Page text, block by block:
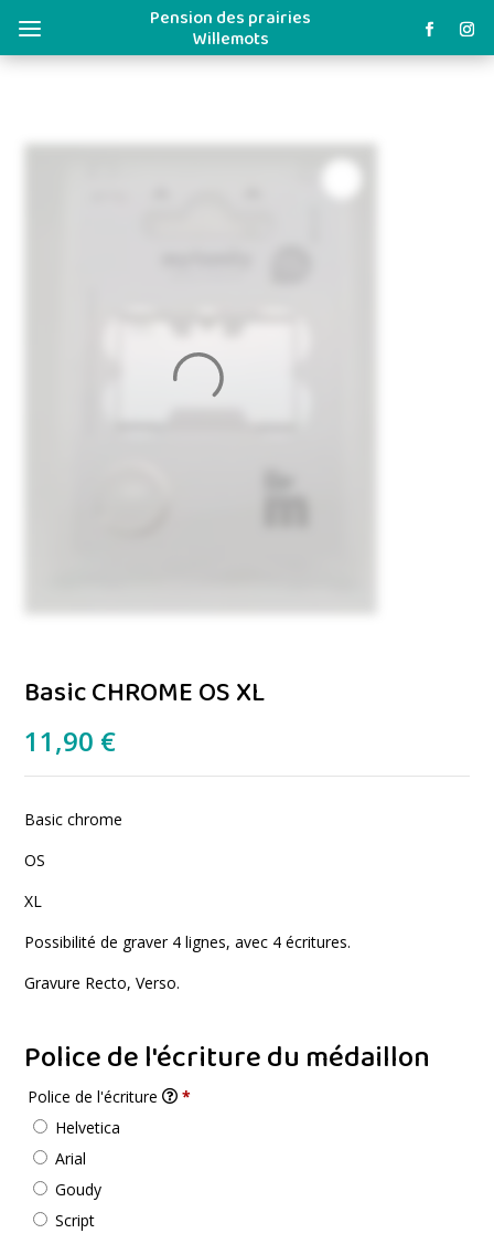
a Pension des prairies
Willemots
Basic CHROME OS XL
11,90 €
Basic chrome
OS
XL
Possibilité de graver 4 lignes, avec 4 écritures.
Gravure Recto, Verso.
Police de l'écriture du médaillon
Police de l'écriture
*
Helvetica
Arial
Goudy
Script